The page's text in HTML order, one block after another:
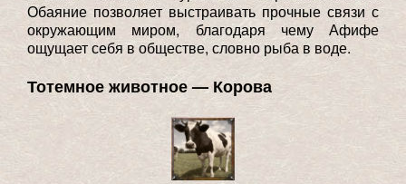
Обаяние позволяет выстраивать прочные связи с
окружающим миром, благодаря чему Афифе
ощущает себя в обществе, словно рыба в воде.
Тотемное животное — Корова